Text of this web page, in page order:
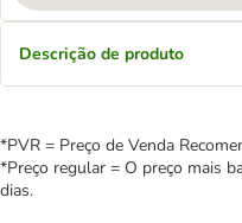
Descrição de produto
*PVR = Preço de Venda
*Preço regular = O preço mais
dias.